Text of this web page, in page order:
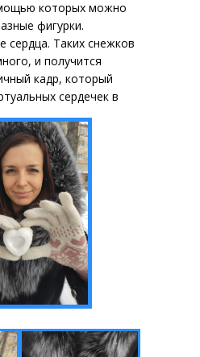
которых можно
фигурки.
сердца. Таких снежков
и получится
кадр, который
сердечек в